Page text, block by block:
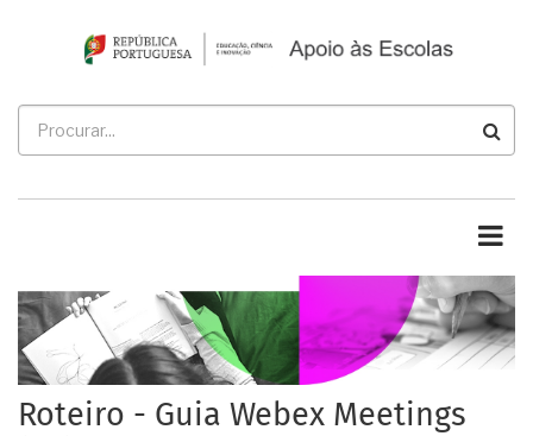
conteúdo
principal
Roteiro - Guia Webex Meetings